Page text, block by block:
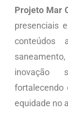
Projeto Mar
presenciais
conteúdos
inovação
fortalecendo
equidade no